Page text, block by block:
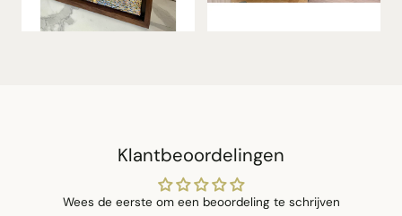
Klantbeoordelingen
Wees de eerste om een beoordeling te schrijven